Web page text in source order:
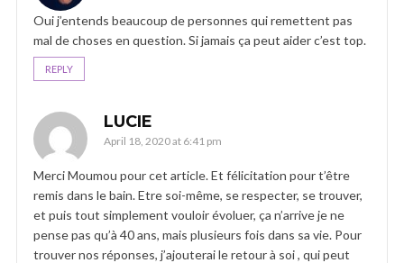
Oui j’entends beaucoup de personnes qui remettent pas
mal de choses en question. Si jamais ça peut aider c’est top.
REPLY
LUCIE
April 18, 2020 at 6:41 pm
Merci Moumou pour cet article. Et félicitation pour t’être
remis dans le bain. Etre soi-même, se respecter, se trouver,
et puis tout simplement vouloir évoluer, ça n’arrive je ne
pense pas qu’à 40 ans, mais plusieurs fois dans sa vie. Pour
trouver nos réponses, j’ajouterai le retour à soi , qui peut